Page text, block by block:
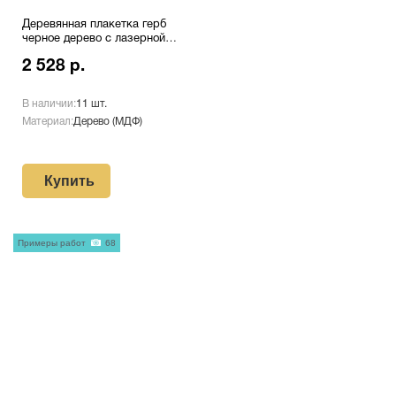
Деревянная плакетка герб
черное дерево с лазерной
2 528 р.
В наличии:11 шт.
Материал:Дерево (МДФ)
Купить
Примеры работ 68